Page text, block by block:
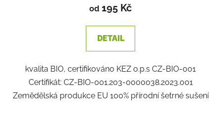
od 195 Kč
DETAIL
kvalita BIO, certifikováno KEZ o.p.s CZ-BIO-001
Certifikát: CZ-BIO-001.203-0000038.2023.001
Zemědělská produkce EU 100% přírodní šetrné sušení